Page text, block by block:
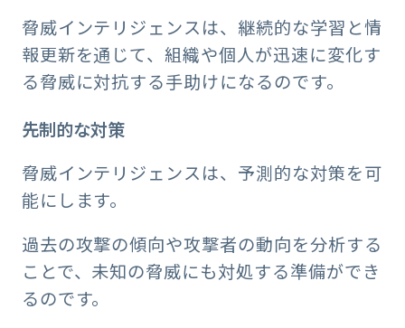
脅威インテリジェンスは、継続的な学習と情
報更新を通じて、組織や個人が迅速に変化す
る脅威に対抗する手助けになるのです。
先制的な対策
脅威インテリジェンスは、予測的な対策を可
能にします。
過去の攻撃の傾向や攻撃者の動向を分析する
ことで、未知の脅威にも対処する準備ができ
るのです。